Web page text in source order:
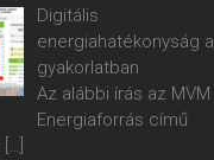
Digitális
energiahatékonyság a
gyakorlatban
Az alábbi írás az MVM
Energiaforrás című
[…]